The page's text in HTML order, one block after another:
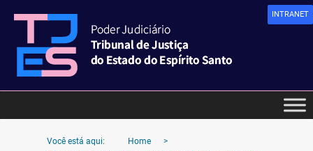
INTRANET
Você está aqui: Home
>